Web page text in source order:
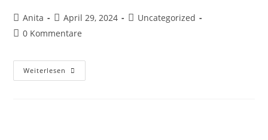
Anita April 29, 2024
Uncategorized
0 Kommentare
Weiterlesen